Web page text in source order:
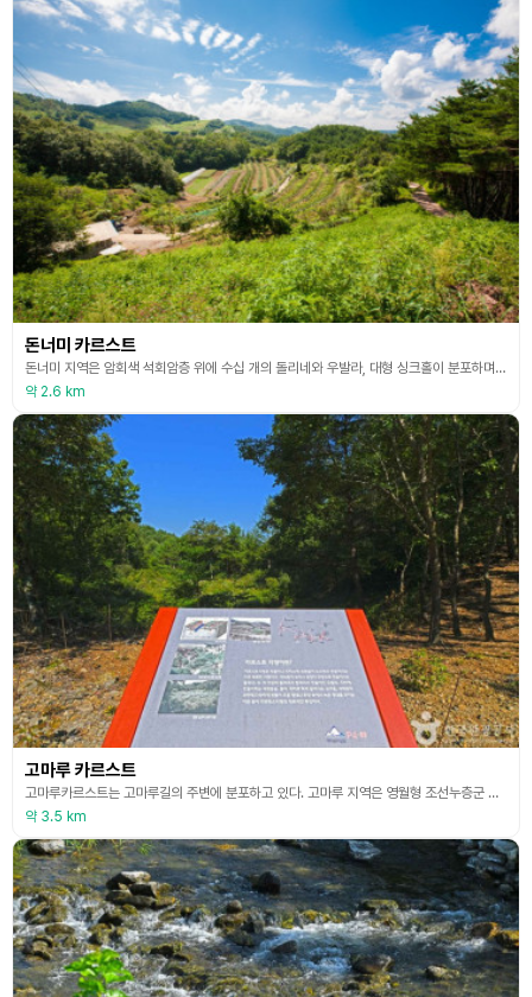
돈너미 카르스트
돈너미 지역은 암회색 석회암층 위에 수십 개의 돌리네와 우발라, 대형 싱크홀이 분포하며 주변에 천연동굴이 발달하는, 국내 대표적인 카르스트지대이다. 이 지역에는 석회암이 빗물이나 지표의 물에 의해 녹아서 만들어지는 카르스트지형을 볼 수 있다. 평창군 미탄면 율치리에 위치한 돈너미 마을은 과거 돈너미산(768.9m) 주변에 20여 호의 자연부락이 있었으나 모두 대체로 떠나고 현재는 4가구만 남아있는 산골마을이다. 마을이 위치한 해발고도 525~700m 지
약 2.6 km
고마루 카르스트
고마루카르스트는 고마루길의 주변에 분포하고 있다. 고마루 지역은 영월형 조선누층군 영흥층의 암회색 괴상 석회암층 위에 수십 기의 돌리네와 우발라, 대형의 싱크홀이 분포하며, 주변에는 천연동굴이 있는 등 약 2㎢ 규모의 국내 대표적인 카르스트 지대이다. 카르스트란 석회암 지역에 발달하는 용식 지형, 즉 빗물이나 지하수 따위에 의하여 암석, 광물, 토양 등이 용해되고 침식되어 이루어진 특수한 지형을 말한다. 이곳은 석회암(하부 고생대 오르도비스기의 영흥층)
약 3.5 km